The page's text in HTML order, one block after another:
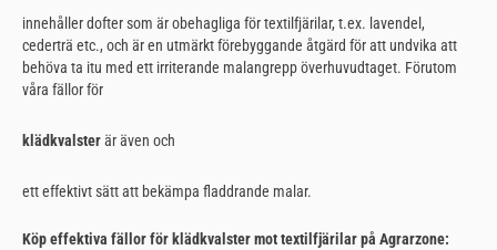
innehåller dofter som är obehagliga för textilfjärilar, t.ex. lavendel,
cederträ etc., och är en utmärkt förebyggande åtgärd för att undvika att
behöva ta itu med ett irriterande malangrepp överhuvudtaget. Förutom
våra fällor för
klädkvalsterär även och
ett effektivt sätt att bekämpa fladdrande malar.
Köp effektiva fällor för klädkvalster mot textilfjärilar på Agrarzone: